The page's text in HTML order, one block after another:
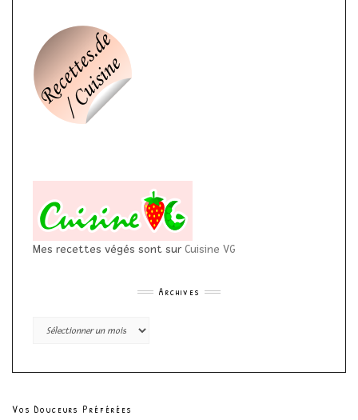
Mes recettes végés sont sur Cuisine VG
Archives
Archives
Vos Douceurs Préférées